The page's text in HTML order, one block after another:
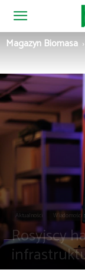
Magazyn
Magazyn Biomasa
Aktualności Wiadomości
Rosyjscy
Przez Daria Lisiecka-